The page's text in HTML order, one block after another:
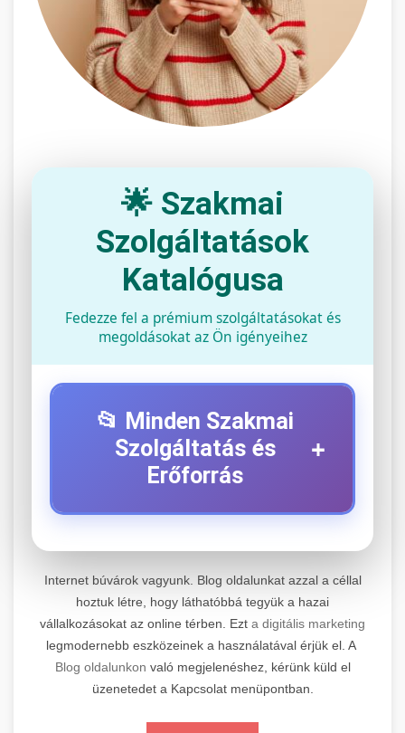
🌟 Szakmai
Szolgáltatások
Katalógusa
Fedezze fel a prémium szolgáltatásokat és
megoldásokat az Ön igényeihez
📂 Minden Szakmai
Szolgáltatás és
Erőforrás
+
+
Professzionális elektromos roller javítási és
karbantartási szolgáltatások. Szakértő
technikusaink minőségi szervízt nyújtanak
minden jelentős márkához és modellhez.
Szervizközpont Látogatása
📊 2. Online Marketing
Ügynökség
+
Átfogó online marketing szolgáltatások,
beleértve a SEO-t, közösségi média kezelést és
Internet búvárok vagyunk. Blog oldalunkat azzal a céllal
hoztuk létre, hogy láthatóbbá tegyük a hazai
vállalkozásokat az online térben. Ezt a digitális marketing
legmodernebb eszközeinek a használatával érjük el. A
Blog oldalunkon való megjelenéshez, kérünk küld el
üzenetedet a Kapcsolat menüpontban.